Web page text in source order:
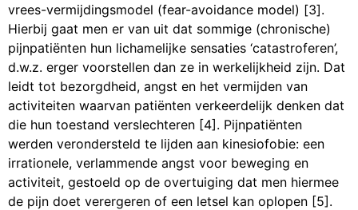
vrees-vermijdingsmodel (fear-avoidance model) [3].
Hierbij gaat men er van uit dat sommige (chronische)
pijnpatiënten hun lichamelijke sensaties ‘catastroferen’,
d.w.z. erger voorstellen dan ze in werkelijkheid zijn. Dat
leidt tot bezorgdheid, angst en het vermijden van
activiteiten waarvan patiënten verkeerdelijk denken dat
die hun toestand verslechteren [4]. Pijnpatiënten
werden verondersteld te lijden aan kinesiofobie: een
irrationele, verlammende angst voor beweging en
activiteit, gestoeld op de overtuiging dat men hiermee
de pijn doet verergeren of een letsel kan oplopen [5].